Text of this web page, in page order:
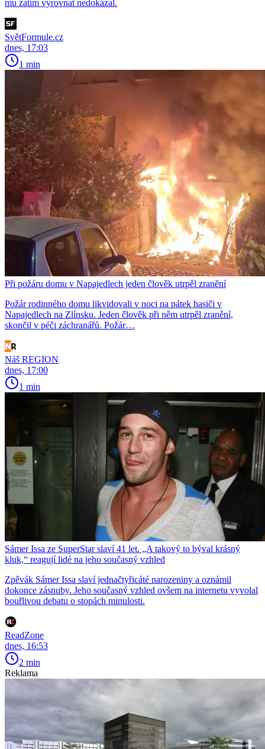
mu zatím vyrovnat nedokázal.
SvětFormule.cz
dnes, 17:03
1 min
Při požáru domu v Napajedlech jeden člověk utrpěl zranění
Požár rodinného domu likvidovali v noci na pátek hasiči v
Napajedlech na Zlínsku. Jeden člověk při něm utrpěl zranění,
skončil v péči záchranářů. Požár…
Náš REGION
dnes, 17:00
1 min
Sámer Issa ze SuperStar slaví 41 let. „A takový to býval krásný
kluk,“ reagují lidé na jeho současný vzhled
Zpěvák Sámer Issa slaví jednačtyřicáté narozeniny a oznámil
dokonce zásnuby. Jeho současný vzhled ovšem na internetu vyvolal
bouřlivou debatu o stopách minulosti.
ReadZone
dnes, 16:53
2 min
Reklama